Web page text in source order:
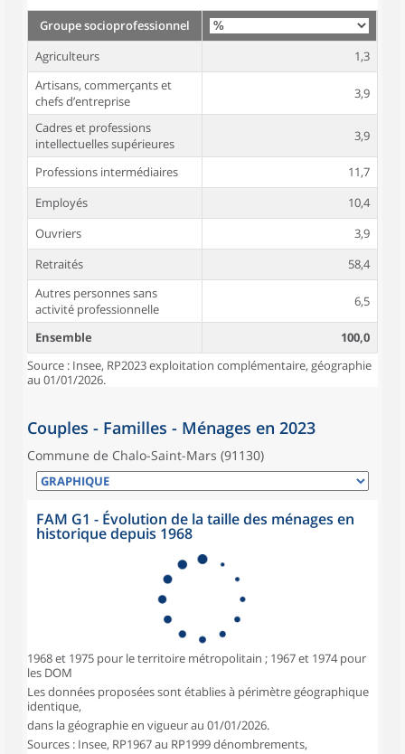
Groupe socioprofessionnel
Agriculteurs
1,3
Artisans, commerçants et
chefs d’entreprise
3,9
Cadres et professions
intellectuelles supérieures
3,9
Professions intermédiaires
11,7
Employés
10,4
Ouvriers
3,9
Retraités
58,4
Autres personnes sans
activité professionnelle
6,5
Ensemble
100,0
Source : Insee, RP2023 exploitation complémentaire, géographie
au 01/01/2026.
Couples - Familles - Ménages en 2023
Commune de Chalo-Saint-Mars (91130)
FAM G1 - Évolution de la taille des ménages en
historique depuis 1968
1968 et 1975 pour le territoire métropolitain ; 1967 et 1974 pour
les DOM
Les données proposées sont établies à périmètre géographique
identique,
dans la géographie en vigueur au 01/01/2026.
Sources : Insee, RP1967 au RP1999 dénombrements,